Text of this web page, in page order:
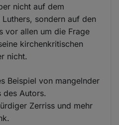
nicht auf dem
sondern auf den
vor allen um die Frage
kirchenkritischen
nicht.
Beispiel von mangelnder
des Autors.
Zerriss und mehr